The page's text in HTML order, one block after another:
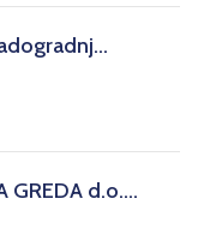
GREDA d.o.…